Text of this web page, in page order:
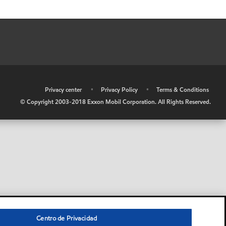
Privacy center • Privacy Policy •
Terms & Conditions
© Copyright 2003-2018 Exxon Mobil Corporation. All Rights Reserved.
Centro de Privacidad